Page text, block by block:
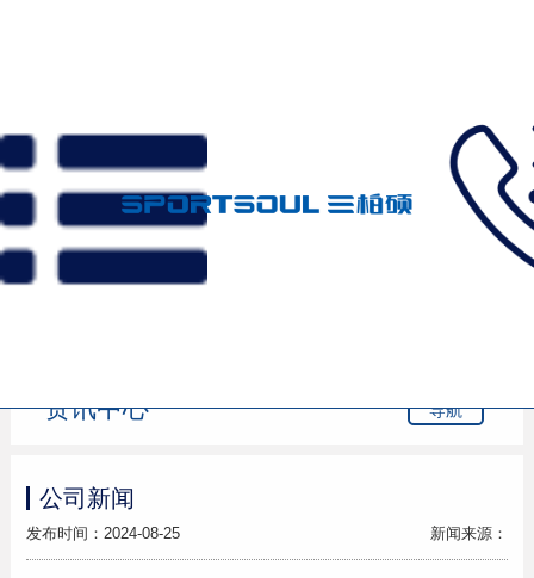
资讯中心 导航
公司新闻
发布时间：2024-08-25 新闻来源：